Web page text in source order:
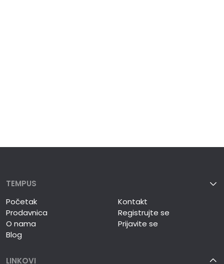
TEMPUS
Početak
Prodavnica
O nama
Blog
Kontakt
Registrujte se
Prijavite se
LINKOVI